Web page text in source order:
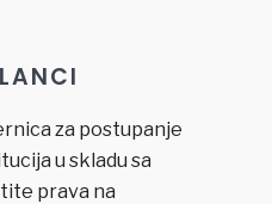
queer
filma
za postupanje
u skladu sa
prava na